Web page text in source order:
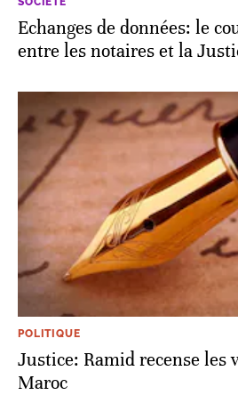
Echanges de données: le
entre les notaires et la
POLITIQUE
Justice: Ramid recense les
Maroc